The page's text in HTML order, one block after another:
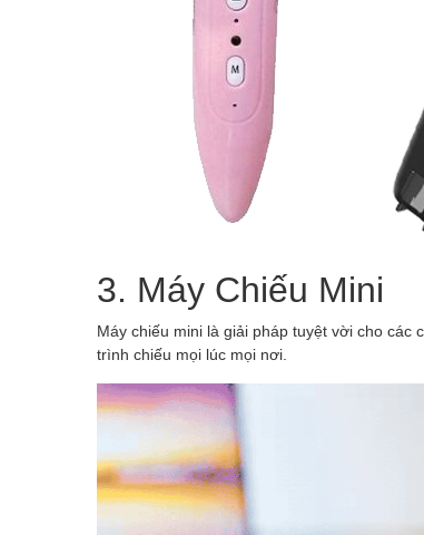
3. Máy Chiếu Mini
Máy chiếu mini là giải pháp tuyệt vời cho
trình chiếu mọi lúc mọi nơi.